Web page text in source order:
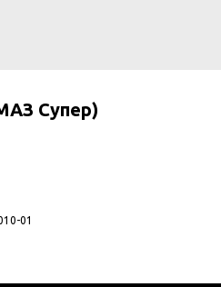
Супер)
01